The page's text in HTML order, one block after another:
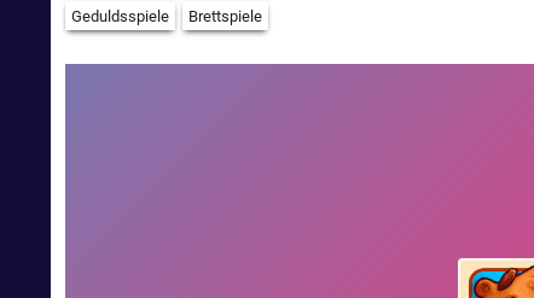
Geduldsspiele Brettspiele